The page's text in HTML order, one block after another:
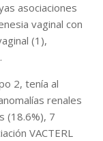
asociaciones
vaginal con
(1),
2, tenía al
renales
(18.6%), 7
VACTERL